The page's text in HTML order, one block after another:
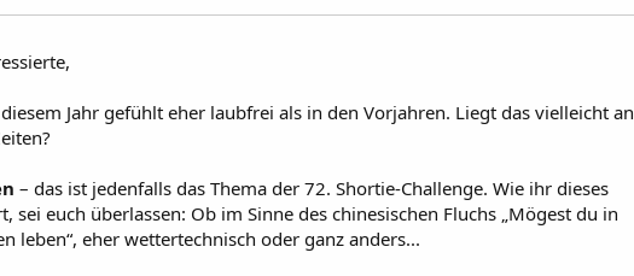
Jahr gefühlt eher laubfrei als in den Vorjahren. Liegt das vielleicht an
– das ist jedenfalls das Thema der 72. Shortie-Challenge. Wie ihr dieses
sei euch überlassen: Ob im Sinne des chinesischen Fluchs „Mögest du in
leben“, eher wettertechnisch oder ganz anders...